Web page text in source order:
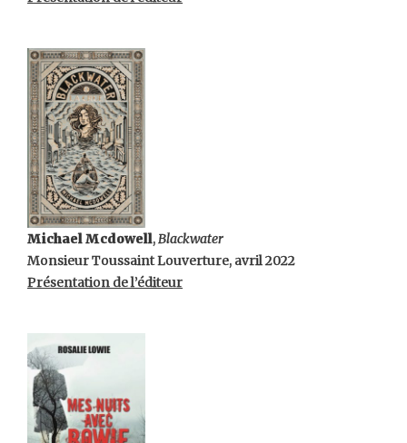
Michael Mcdowell,Blackwater
Monsieur Toussaint Louverture, avril 2022
Présentation de l’éditeur